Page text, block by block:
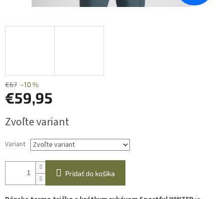
€67 –10 %
€59,95
cena:
Zvoľte variant
Variant
Pridať do košíka